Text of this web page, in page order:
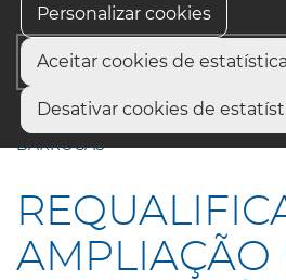
Personalizar cookies
Aceitar cookies de estatística
Desativar cookies de
Início
REQUALIFICAÇÃO E AMPLIAÇÃO
BARROCAS
AMPLIAÇÃO